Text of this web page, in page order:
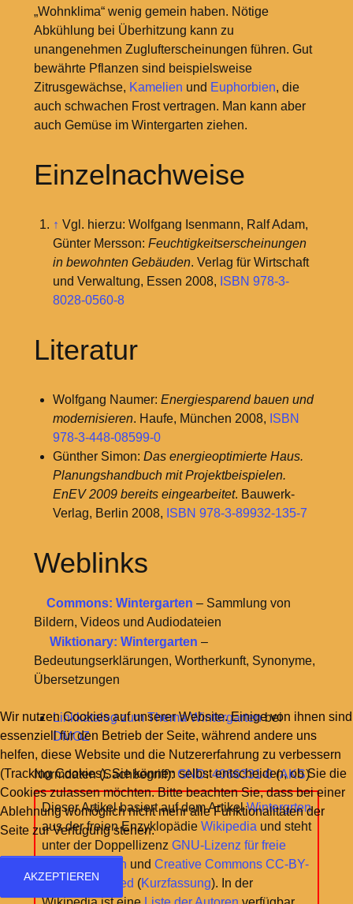
„Wohnklima“ wenig gemein haben. Nötige
Abkühlung bei Überhitzung kann zu
unangenehmen Zuglufterscheinungen führen. Gut
bewährte Pflanzen sind beispielsweise
Zitrusgewächse, Kamelien und Euphorbien, die
auch schwachen Frost vertragen. Man kann aber
auch Gemüse im Wintergarten ziehen.
Einzelnachweise
↑ Vgl. hierzu: Wolfgang Isenmann, Ralf Adam,
Günter Mersson: Feuchtigkeitserscheinungen
in bewohnten Gebäuden. Verlag für Wirtschaft
und Verwaltung, Essen 2008, ISBN 978-3-
8028-0560-8
Literatur
Wolfgang Naumer: Energiesparend bauen und
modernisieren. Haufe, München 2008, ISBN
978-3-448-08599-0
Günther Simon: Das energieoptimierte Haus.
Planungshandbuch mit Projektbeispielen.
EnEV 2009 bereits eingearbeitet. Bauwerk-
Verlag, Berlin 2008, ISBN 978-3-89932-135-7
Weblinks
Commons: Wintergarten – Sammlung von
Bildern, Videos und Audiodateien
Wiktionary: Wintergarten –
Bedeutungserklärungen, Wortherkunft, Synonyme,
Übersetzungen
Linkkatalog zum Thema Wintergartenbei
DMOZ
Normdaten (Sachbegriff):GND:4066331-0 (AKS)
Dieser Artikel basiert auf dem ArtikelWintergrten
aus der freien Enzyklopädie Wikipedia und steht
unter der Doppellizenz GNU-Lizenz für freie
Dokumentation und Creative Commons CC-BY-
SA 3.0 Unported (Kurzfassung). In der
Wir nutzen Cookies auf unserer Website. Einige von ihnen sind
essenziell für den Betrieb der Seite, während andere uns
helfen, diese Website und die Nutzererfahrung zu verbessern
(Tracking Cookies). Sie können selbst entscheiden, ob Sie die
Cookies zulassen möchten. Bitte beachten Sie, dass bei einer
Ablehnung womöglich nicht mehr alle Funktionalitäten der
Seite zur Verfügung stehen.
AKZEPTIEREN